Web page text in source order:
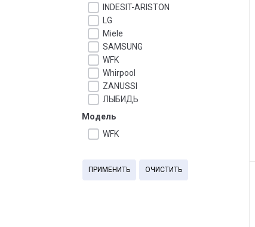
INDESIT-ARISTON
LG
Miele
SAMSUNG
WFK
Whirpool
ZANUSSI
ЛЫБИДЬ
Модель
WFK
ПРИМЕНИТЬ ОЧИСТИТЬ